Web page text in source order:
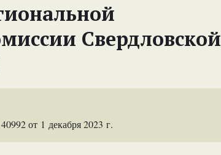
Свердловской
от 1 декабря 2023 г.